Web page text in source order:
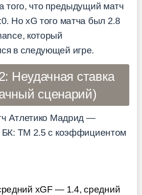
того, что предыдущий матч
Но xG того матча был 2.8
который
в следующей игре.
Неудачная ставка
сценарий)
Атлетико Мадрид —
ТМ 2.5 с коэффициентом
xGF — 1.4, средний